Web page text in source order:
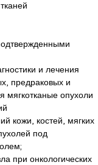
и лечения
предраковых и
мягкотканые опухоли
кожи, костей, мягких
под
при онкологических